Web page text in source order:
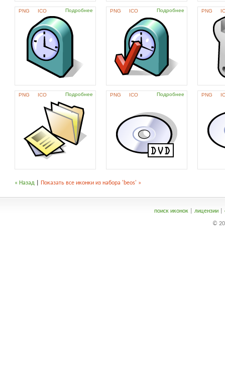
PNG ICO Подробнее PNG ICO Подробнее PNG
PNG ICO Подробнее PNG ICO Подробнее PNG
« Назад Показать все иконки из набора 'beos' »
поиск иконок| лицензии|
©